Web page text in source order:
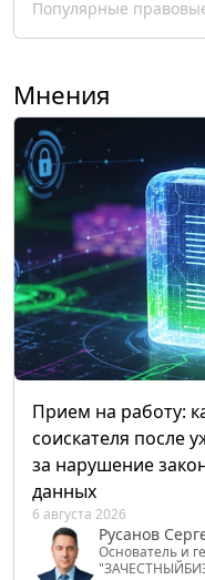
Популярные
Мнения
Прием на работу:
соискателя после
за нарушение
данных
6 августа 2026
Русанов
Основатель и